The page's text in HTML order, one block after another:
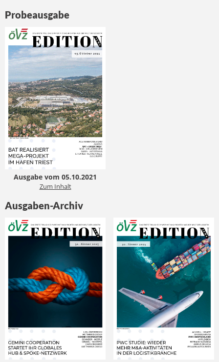
Probeausgabe
Ausgabe vom 05.10.2021
Zum Inhalt
Ausgaben-Archiv